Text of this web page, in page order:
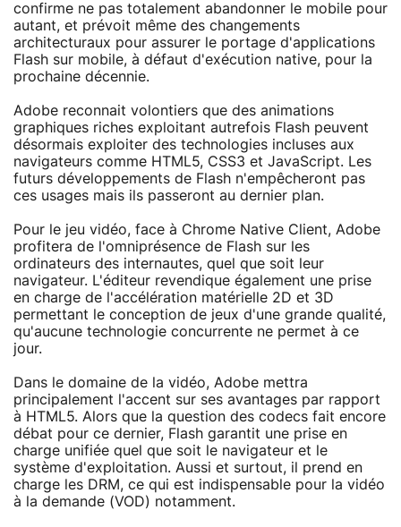
confirme ne pas totalement abandonner le mobile pour
autant, et prévoit même des changements
architecturaux pour assurer le portage d'applications
Flash sur mobile, à défaut d'exécution native, pour la
prochaine décennie.
Adobe reconnait volontiers que des animations
graphiques riches exploitant autrefois Flash peuvent
désormais exploiter des technologies incluses aux
navigateurs comme HTML5, CSS3 et JavaScript. Les
futurs développements de Flash n'empêcheront pas
ces usages mais ils passeront au dernier plan.
Pour le jeu vidéo, face à Chrome Native Client, Adobe
profitera de l'omniprésence de Flash sur les
ordinateurs des internautes, quel que soit leur
navigateur. L'éditeur revendique également une prise
en charge de l'accélération matérielle 2D et 3D
permettant le conception de jeux d'une grande qualité,
qu'aucune technologie concurrente ne permet à ce
jour.
Dans le domaine de la vidéo, Adobe mettra
principalement l'accent sur ses avantages par rapport
à HTML5. Alors que la question des codecs fait encore
débat pour ce dernier, Flash garantit une prise en
charge unifiée quel que soit le navigateur et le
système d'exploitation. Aussi et surtout, il prend en
charge les DRM, ce qui est indispensable pour la vidéo
à la demande (VOD) notamment.